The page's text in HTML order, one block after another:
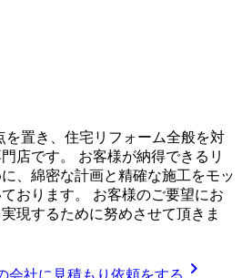
を置き、住宅リフォーム全般を対
店です。 お客様が納得できるリ
、綿密な計画と精確な施工をモッ
おります。 お客様のご要望にお
現するために努めさせて頂きま
会社に見積もり依頼をする chevron_right